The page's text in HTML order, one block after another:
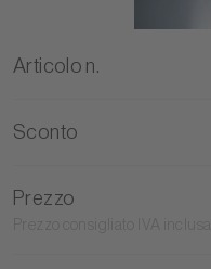
Articolo n.
Sconto
Prezzo